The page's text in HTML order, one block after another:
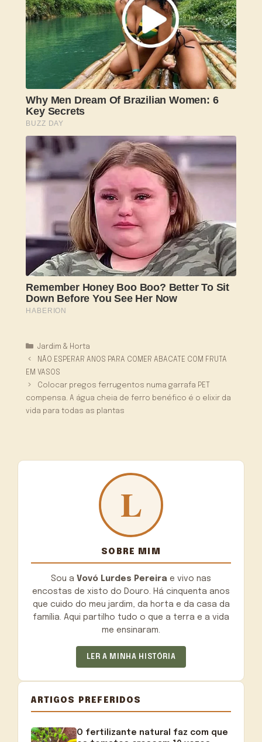
Categorias
Jardim & Horta
NÃO ESPERAR ANOS PARA COMER ABACATE COM FRUTA
EM VASOS
Colocar pregos ferrugentos numa garrafa PET
compensa. A água cheia de ferro benéfico é o elixir da
vida para todas as plantas
SOBRE MIM
Sou a Vovó Lurdes Pereira e vivo nas
encostas de xisto do Douro. Há cinquenta anos
que cuido do meu jardim, da horta e da casa da
família. Aqui partilho tudo o que a terra e a vida
me ensinaram.
LER A MINHA HISTÓRIA
ARTIGOS PREFERIDOS
O fertilizante natural faz com que